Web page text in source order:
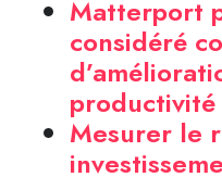
Matterport
considéré
Mesurer le